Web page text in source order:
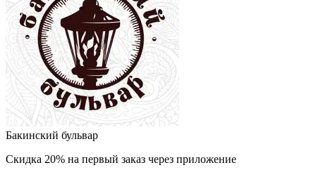
Бакинский бульвар
Скидка 20% на первый заказ через приложение